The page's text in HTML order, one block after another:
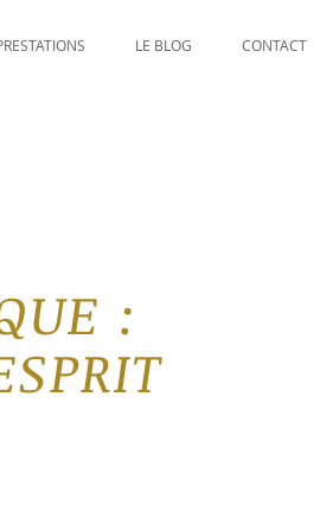
LE BLOG CONTACT
UE :